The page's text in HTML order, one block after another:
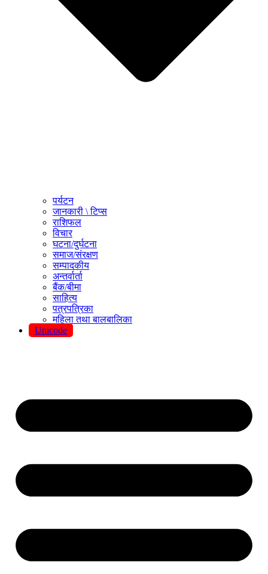
पर्यटन
जानकारी \ टिप्स
राशिफल
विचार
घटना/दुर्घटना
समाज/संरक्षण
सम्पादकीय
अन्तर्वार्ता
बैंक/बीमा
साहित्य
पत्रपत्रिका
महिला तथा बालबालिका
Unicode